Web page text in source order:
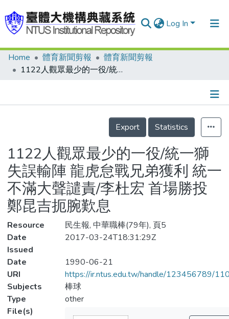
Log In
Communities & Collections
Statistics
Home 體育新聞剪報
體育新聞剪報
1122人觀眾最少的一役/統一獅失誤輸陣 龍虎怠戰兄弟獲利 統一不滿大聲譴責/李杜宏 首場勝投 鄭昆吉扼腕歎息
Details
Export
Statistics
1122人觀眾最少的一役/統一獅
失誤輸陣 龍虎怠戰兄弟獲利 統一
不滿大聲譴責/李杜宏 首場勝投
鄭昆吉扼腕歎息
Resource
民生報, 中華職棒(79年), 頁5
Date
Issued
2017-03-24T18:31:29Z
Date
1990-06-21
URI
https://ir.ntus.edu.tw/handle/123456789/
Subjects
棒球
Type
other
File(s)